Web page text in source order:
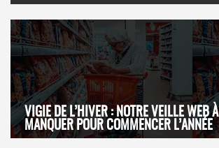
VIGIE DE L’HIVER : NOTRE VEILLE WEB
MANQUER POUR COMMENCER L’ANNÉE